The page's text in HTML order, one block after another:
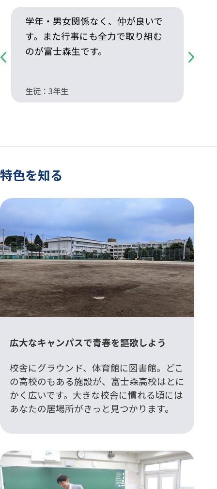
Previous
学年・男女関係なく、仲が良いで
す。また行事にも全力で取り組む
のが富士森生です。
生徒：3年生
Next
特色を知る
広大なキャンパスで青春を謳歌しよう
校舎にグラウンド、体育館に図書館。どこ
の高校のもある施設が、富士森高校はとに
かく広いです。大きな校舎に慣れる頃には
あなたの居場所がきっと見つかります。